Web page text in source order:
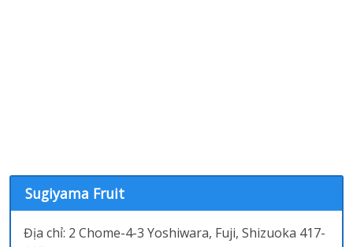
Sugiyama Fruit
Địa chỉ: 2 Chome-4-3 Yoshiwara, Fuji, Shizuoka 417-